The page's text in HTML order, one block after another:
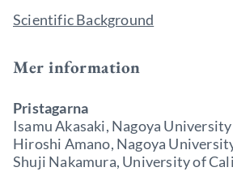
Scientific Background
Mer information
Pristagarna
Isamu Akasaki, Nagoya University
Hiroshi Amano, Nagoya
Shuji Nakamura, University of